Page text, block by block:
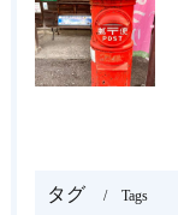
タグ Tags